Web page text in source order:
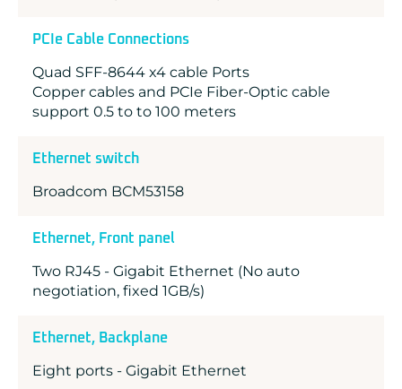
PCIe Cable Connections
Quad SFF-8644 x4 cable Ports
Copper cables and PCIe Fiber-Optic cable
support 0.5 to to 100 meters
Ethernet switch
Broadcom BCM53158
Ethernet, Front panel
Two RJ45 - Gigabit Ethernet (No auto
negotiation, fixed 1GB/s)
Ethernet, Backplane
Eight ports - Gigabit Ethernet